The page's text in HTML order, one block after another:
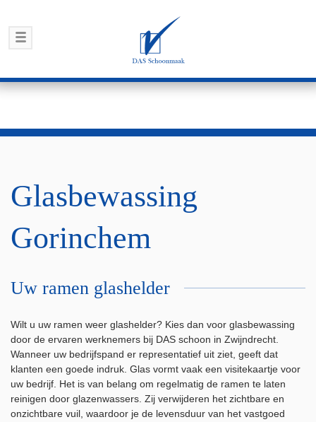
Glasbewassing
Gorinchem
Uw ramen glashelder
Wilt u uw ramen weer glashelder? Kies dan voor glasbewassing
door de ervaren werknemers bij DAS schoon in Zwijndrecht.
Wanneer uw bedrijfspand er representatief uit ziet, geeft dat
klanten een goede indruk. Glas vormt vaak een visitekaartje voor
uw bedrijf. Het is van belang om regelmatig de ramen te laten
reinigen door glazenwassers. Zij verwijderen het zichtbare en
onzichtbare vuil, waardoor je de levensduur van het vastgoed